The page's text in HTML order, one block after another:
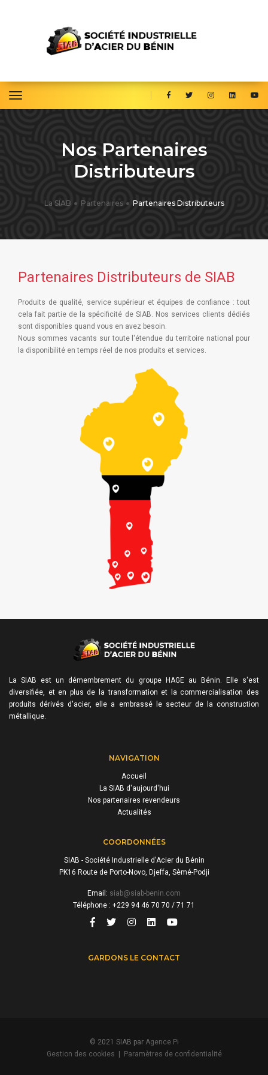
toggle navigation
Nos Partenaires
Distributeurs
La SIAB Partenaires Partenaires Distributeurs
Partenaires Distributeurs de SIAB
Produits de qualité, service supérieur et équipes de confiance : tout
cela fait partie de la spécificité de SIAB. Nos services clients dédiés
sont disponibles quand vous en avez besoin.
Nous sommes vacants sur toute l'étendue du territoire national pour
la disponibilité en temps réel de nos produits et services.
La SIAB est un démembrement du groupe HAGE au Bénin. Elle s'est
diversifiée, et en plus de la transformation et la commercialisation des
produits dérivés d'acier, elle a embrassé le secteur de la construction
métallique.
NAVIGATION
Accueil
La SIAB d'aujourd'hui
Nos partenaires revendeurs
Actualités
COORDONNÉES
SIAB - Société Industrielle d'Acier du Bénin
PK16 Route de Porto-Novo, Djeffa, Sèmé-Podji
Email: siab@siab-benin.com
Téléphone : +229 94 46 70 70 / 71 71
GARDONS LE CONTACT
© 2021 SIAB par Agence Pi
Gestion des cookies
Paramètres de confidentialité